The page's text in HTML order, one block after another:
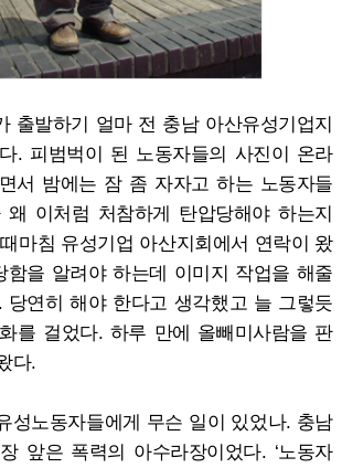
출발하기 얼마 전 충남 아산유성기업지
. 피범벅이 된 노동자들의 사진이 온라
서 밤에는 잠 좀 자자고 하는 노동자들
이처럼 처참하게 탄압당해야 하는지
마침 유성기업 아산지회에서 연락이 왔
함을 알려야 하는데 이미지 작업을 해줄
당연히 해야 한다고 생각했고 늘 그렇듯
를 걸었다. 하루 만에 올빼미사람을 판
다.
성노동자들에게 무슨 일이 있었나. 충남
앞은 폭력의 아수라장이었다. ‘노동자